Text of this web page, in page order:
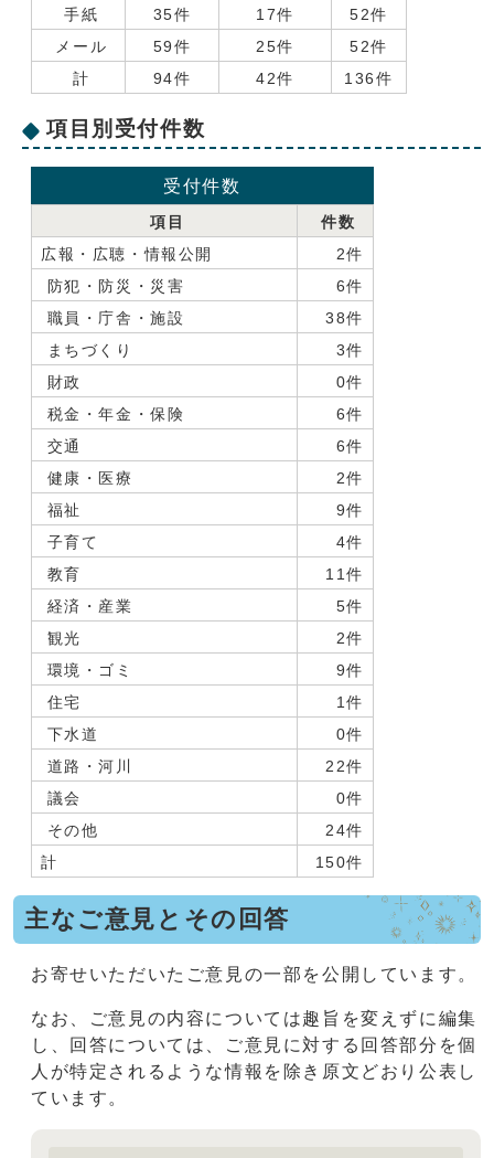
手紙
35件 17件
52件
メール
59件 25件
52件
計
94件 42件 136件
項目別受付件数
受付件数
項目
件数
広報・広聴・情報公開
2件
防犯・防災・災害
6件
職員・庁舎・施設
38件
まちづくり
3件
財政
0件
税金・年金・保険
6件
交通
6件
健康・医療
2件
福祉
9件
子育て
4件
教育
11件
経済・産業
5件
観光
2件
環境・ゴミ
9件
住宅
1件
下水道
0件
道路・河川
22件
議会
0件
その他
24件
計
150件
主なご意見とその回答
お寄せいただいたご意見の一部を公開しています。
なお、ご意見の内容については趣旨を変えずに編集
し、回答については、ご意見に対する回答部分を個
人が特定されるような情報を除き原文どおり公表し
ています。